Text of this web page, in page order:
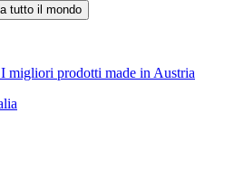
I migliori prodotti made in Austria